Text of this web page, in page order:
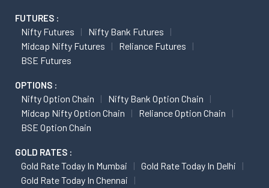
FUTURES :
Nifty Futures
Nifty Bank Futures
Midcap Nifty Futures
Reliance Futures
BSE Futures
OPTIONS :
Nifty Option Chain
Nifty Bank Option Chain
Midcap Nifty Option Chain
Reliance Option Chain
BSE Option Chain
GOLD RATES :
Gold Rate Today In Mumbai
Gold Rate Today In Delhi
Gold Rate Today In Chennai